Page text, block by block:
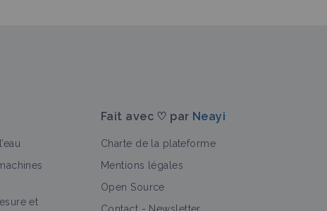
et
Fait avec ♡ par Neayi
Charte de la plateforme
Mentions légales
Open Source